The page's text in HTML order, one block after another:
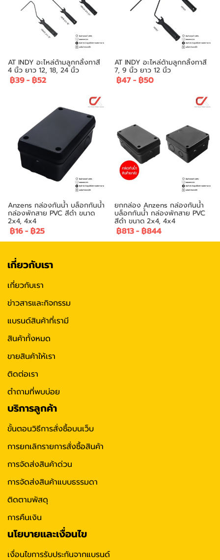
AT INDY อะไหล่ด้ามลูกกลิ้งทาสี
4 นิ้ว ยาว 12, 18, 24 นิ้ว
฿39- ฿52
AT INDY อะไหล่ด้ามลูกกลิ้งทาสี
7, 9 นิ้ว ยาว 12 นิ้ว
฿47- ฿50
Anzens กล่องกันน้ำ บล็อกกันน้ำ
กล่องพักสาย PVC สีดำ ขนาด
2x4, 4x4
฿16- ฿25
ยกกล่อง Anzens กล่องกันน้ำ
บล็อกกันน้ำ กล่องพักสาย PVC
สีดำ ขนาด 2x4, 4x4
฿813- ฿844
เกี่ยวกับเรา
เกี่ยวกับเรา
ข่าวสารและกิจกรรม
แบรนด์สินค้าที่เรามี
สินค้าทั้งหมด
ขายสินค้าให้เรา
ติดต่อเรา
ตำถามที่พบบ่อย
บริการลูกค้า
ขั้นตอนวิธีการสั่งซื้อบนเว็บ
การยกเลิกรายการสั่งซื้อสินค้า
การจัดส่งสินค้าด่วน
การจัดส่งสินค้าแบบธรรมดา
ติดตามพัสดุ
การคืนเงิน
นโยบายและเงื่อนไข
เงื่อนไขการรับประกันจากแบรนด์